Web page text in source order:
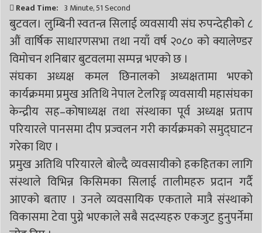
Read Time: 3 Minute, 51 Second
बुटवल। लुम्बिनी स्वतन्त्र सिलाई व्यवसायी संघ रुपन्देहीको ८
औं वार्षिक साधारणसभा तथा नयाँ वर्ष २०८० को क्यालेण्डर
विमोचन शनिबार बुटवलमा सम्पन्न भएको छ ।
संघका अध्यक्ष कमल छिनालको अध्यक्षतामा भएको
कार्यक्रममा प्रमुख अतिथि नेपाल टेलरिङ्ग व्यवसायी महासंघका
केन्द्रीय सह–कोषाध्यक्ष तथा संस्थाका पूर्व अध्यक्ष प्रताप
परियारले पानसमा दीप प्रज्वलन गरी कार्यक्रमको समुद्घाटन
गरेका थिए ।
प्रमुख अतिथि परियारले बोल्दै व्यवसायीको हकहितका लागि
संस्थाले विभिन्न किसिमका सिलाई तालीमहरु प्रदान गर्दै
आएको बताए । उनले व्यवसायिक एकताले मात्रै संस्थाको
विकासमा टेवा पुग्ने भएकाले सबै सदस्यहरु एकजुट हुनुपर्नेमा